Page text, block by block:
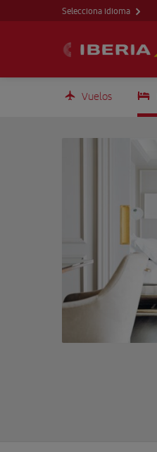
Selecciona idioma
Vuelos